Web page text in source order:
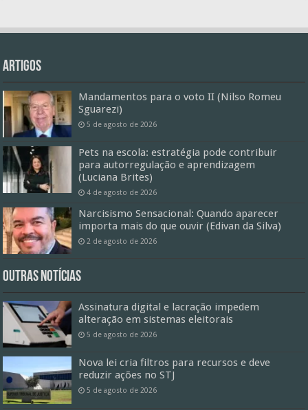
Artigos
Mandamentos para o voto II (Nilso Romeu
Sguarezi)
5 de agosto de 2026
Pets na escola: estratégia pode contribuir
para autorregulação e aprendizagem
(Luciana Brites)
4 de agosto de 2026
Narcisismo Sensacional: Quando aparecer
importa mais do que ouvir (Edivan da Silva)
2 de agosto de 2026
Outras Notícias
Assinatura digital e lacração impedem
alteração em sistemas eleitorais
5 de agosto de 2026
Nova lei cria filtros para recursos e deve
reduzir ações no STJ
5 de agosto de 2026